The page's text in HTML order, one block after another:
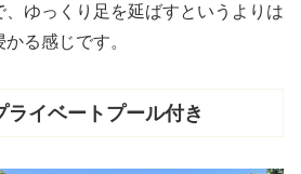
ゆっくり足を延ばすというよりは
る感じです。
ライベートプール付き